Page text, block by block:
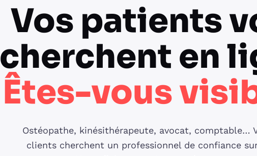
Vos patients
cherchent en
Êtes-vous
Ostéopathe, kinésithérapeute, avocat, comptable…
clients cherchent un professionnel de confiance